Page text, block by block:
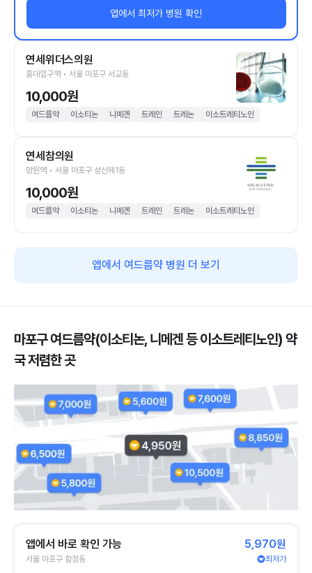
앱에서 최저가 병원 확인
연세위더스의원
홍대입구역 • 서울 마포구 서교동
10,000원
여드름약 이소티논 니메겐 트레인 트레논 이소트레티노인
연세참의원
망원역 • 서울 마포구 성산제1동
10,000원
여드름약 이소티논 니메겐 트레인 트레논 이소트레티노인
앱에서 여드름약 병원 더 보기
마포구 여드름약(이소티논, 니메겐 등 이소트레티노인) 약
국 저렴한 곳
앱에서 바로 확인 가능
서울 마포구 합정동
5,970원
최저가